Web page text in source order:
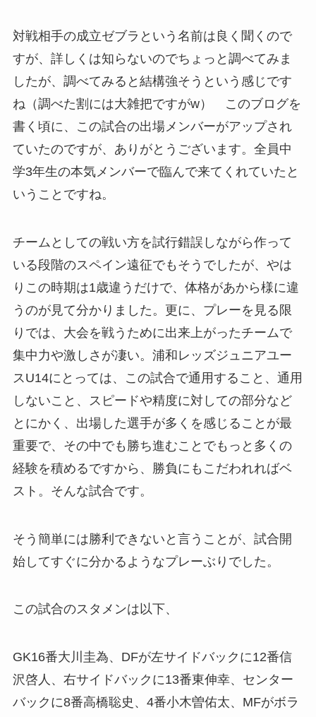
対戦相手の成立ゼブラという名前は良く聞くので
すが、詳しくは知らないのでちょっと調べてみま
したが、調べてみると結構強そうという感じです
ね（調べた割には大雑把ですがw） このブログを
書く頃に、この試合の出場メンバーがアップされ
ていたのですが、ありがとうございます。全員中
学3年生の本気メンバーで臨んで来てくれていたと
いうことですね。
チームとしての戦い方を試行錯誤しながら作って
いる段階のスペイン遠征でもそうでしたが、やは
りこの時期は1歳違うだけで、体格があから様に違
うのが見て分かりました。更に、プレーを見る限
りでは、大会を戦うために出来上がったチームで
集中力や激しさが凄い。浦和レッズジュニアユー
スU14にとっては、この試合で通用すること、通用
しないこと、スピードや精度に対しての部分など
とにかく、出場した選手が多くを感じることが最
重要で、その中でも勝ち進むことでもっと多くの
経験を積めるですから、勝負にもこだわれればベ
スト。そんな試合です。
そう簡単には勝利できないと言うことが、試合開
始してすぐに分かるようなプレーぶりでした。
この試合のスタメンは以下、
GK16番大川圭為、DFが左サイドバックに12番信
沢啓人、右サイドバックに13番東伸幸、センター
バックに8番高橋聡史、4番小木曽佑太、MFがボラ